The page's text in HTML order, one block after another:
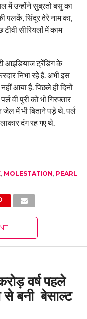
में उन्होंने सुब्रतो बसु का
पलकें, सिंदूर तेरे नाम का,
सीरियलों में काम
आइडियाज ट्रेंडिंग के
निभा रहे हैं. अभी इस
आया है. पिछले ही दिनों
वी पुरी को भी गिरफ्तार
में भी बिताने पड़े थे. पर्ल
दंग रह गए थे.
, MOLESTATION PEARL
वर्ष पहले
से बनी बेसाल्ट